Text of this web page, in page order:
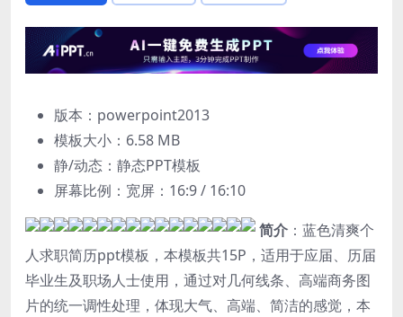
版本：powerpoint2013
模板大小： 6.58 MB
静/动态：静态PPT模板
屏幕比例：宽屏：16:9 / 16:10
简介 ：蓝色清爽个
人求职简历ppt模板，本模板共15P，适用于应届、历届
毕业生及职场人士使用，通过对几何线条、高端商务图
片的统一调性处理，体现大气、高端、简洁的感觉，本